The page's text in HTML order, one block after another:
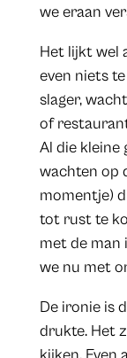
we eraan
Het lijkt wel
even niets
slager,
of
Al die kleine
wachten op
momentje)
tot rust te
met de man
we nu met
De ironie is
drukte. Het